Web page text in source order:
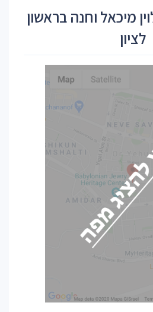
מיכאל וחנה בראשון
לציון